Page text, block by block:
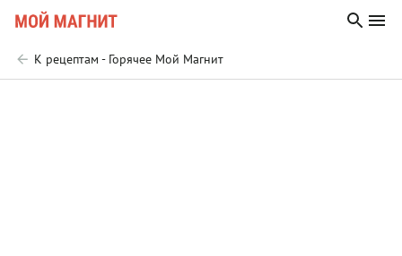
К рецептам - Горячее Мой Магнит